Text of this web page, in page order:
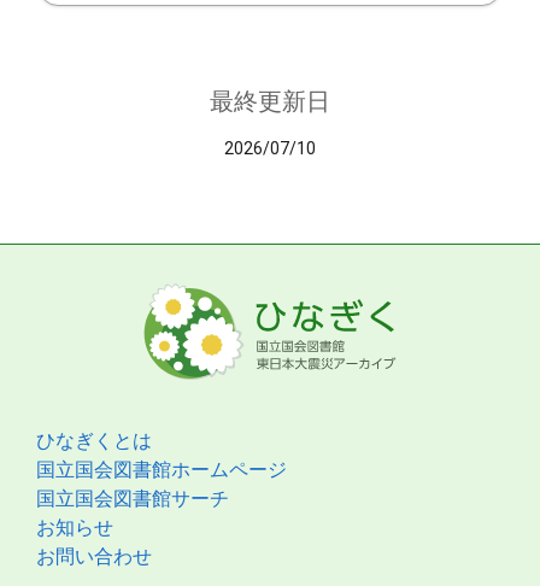
最終更新日
2026/07/10
ひなぎくとは
国立国会図書館ホームページ
国立国会図書館サーチ
お知らせ
お問い合わせ